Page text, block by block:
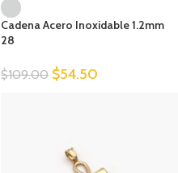
Cadena Acero Inoxidable 1.2mm
28
$109.00 $54.50